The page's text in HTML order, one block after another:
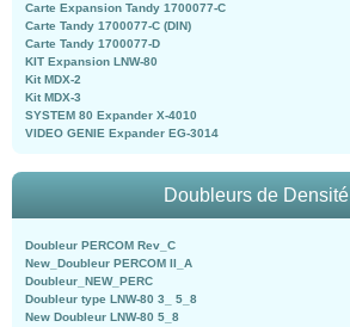
Carte Expansion Tandy 1700077-C
Carte Tandy 1700077-C (DIN)
Carte Tandy 1700077-D
KIT Expansion LNW-80
Kit MDX-2
Kit MDX-3
SYSTEM 80 Expander X-4010
VIDEO GENIE Expander EG-3014
Doubleurs de Densité
Doubleur PERCOM Rev_C
New_Doubleur PERCOM II_A
Doubleur_NEW_PERC
Doubleur type LNW-80 3_ 5_8
New Doubleur LNW-80 5_8